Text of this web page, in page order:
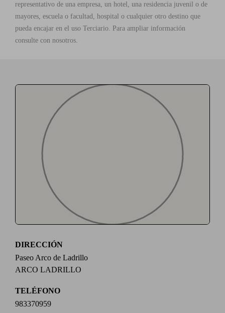
representativo de una empresa, un hotel, una residencia juvenil o de
mayores, escuela o facultad, hospital o cualquier otro destino que
pueda encajar en el uso Terciario. Para ampliar información
consulte con nosotros.
DIRECCIÓN
Paseo Arco de Ladrillo
ARCO LADRILLO
TELÉFONO
983370959